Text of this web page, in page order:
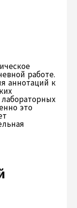
работе.
аннотаций к
это